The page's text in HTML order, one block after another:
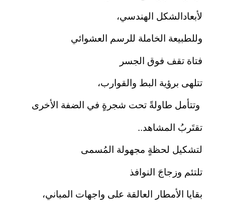
لأبعادالشكل الهندسي،
وللطبيعة الخاملة للرسم العشوائي
فتاة تقف فوق الجسر
تتلهى برؤية البط والقوارب،
وتتأمل طاولةً تحت شجرةٍ في الضفة الأخرى
تقتَربُ المشاهد..
لتشكيل لحظةٍ مجهولة المُسمى
تلتئم وزجاجَ النوافذ
بقايا الأمطار العالقة على واجهات المباني،